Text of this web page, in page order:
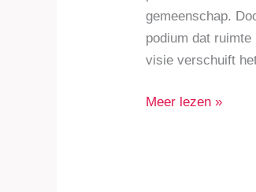
gemeenschap.
podium dat
visie verschuift
Meer lezen »